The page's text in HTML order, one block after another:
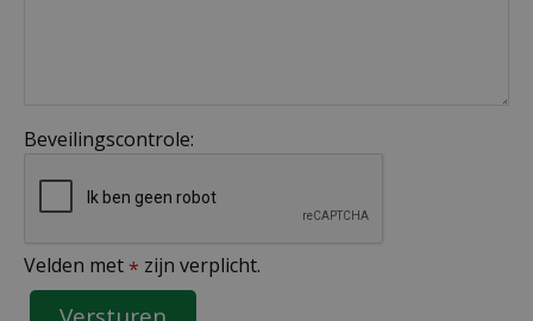
Beveilingscontrole:
Velden met * zijn verplicht.